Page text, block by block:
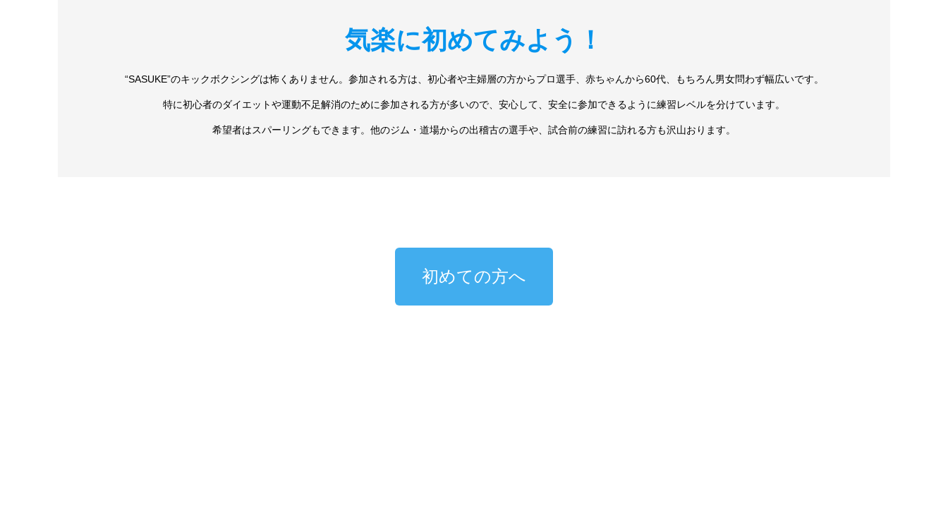
気楽に初めてみよう！
“SASUKE”のキックボクシングは怖くありません。参加される方は、初心者や主婦層の方からプロ選手、赤ちゃんから60代、もちろん男女問わず幅広いです。
特に初心者のダイエットや運動不足解消のために参加される方が多いので、安心して、安全に参加できるように練習レベルを分けています。
希望者はスパーリングもできます。他のジム・道場からの出稽古の選手や、試合前の練習に訪れる方も沢山おります。
初めての方へ